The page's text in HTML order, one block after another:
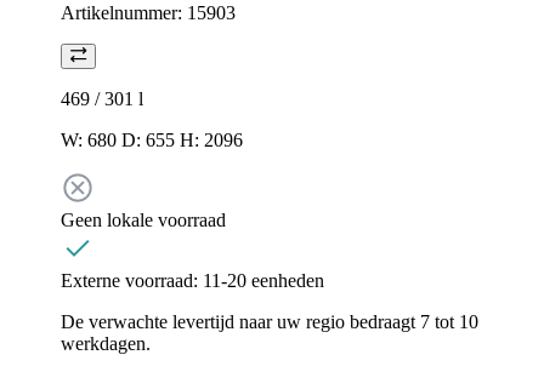
Artikelnummer: 15903
469 / 301 l
W: 680 D: 655 H: 2096
Geen lokale voorraad
Externe voorraad: 11-20 eenheden
De verwachte levertijd naar uw regio bedraagt 7 tot 10
werkdagen.